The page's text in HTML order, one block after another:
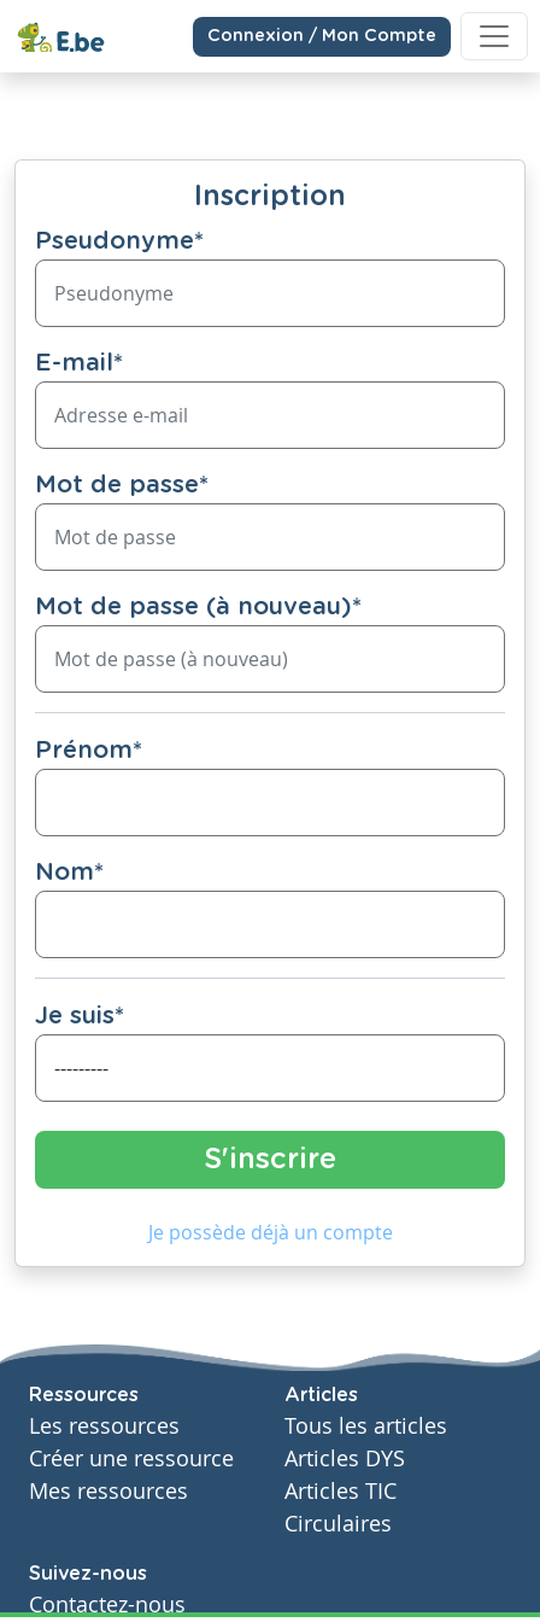
Connexion / Mon Compte
Inscription
Pseudonyme*
E-mail*
Mot de passe*
Mot de passe (à nouveau)*
Prénom*
Nom*
Je suis*
Je possède déjà un compte
Ressources
Les ressources
Créer une ressource
Mes ressources
Articles
Tous les articles
Articles DYS
Articles TIC
Circulaires
Suivez-nous
Contactez-nous